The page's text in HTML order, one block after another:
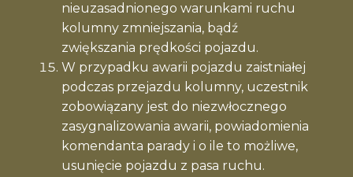
nieuzasadnionego warunkami ruchu
kolumny zmniejszania, bądź
zwiększania prędkości pojazdu.
W przypadku awarii pojazdu zaistniałej
podczas przejazdu kolumny, uczestnik
zobowiązany jest do niezwłocznego
zasygnalizowania awarii, powiadomienia
komendanta parady i o ile to możliwe,
usunięcie pojazdu z pasa ruchu.